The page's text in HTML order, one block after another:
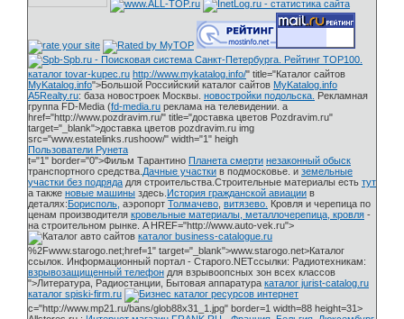
каталог tovar-kupec.ru http://www.mykatalog.info/" title="Каталог сайтов
MyKatalog.info">Большой Российский каталог сайтов MyKatalog.info
A5Realty.ru: база новостроек Москвы. новостройки подольска. Рекламная
группа FD-Media (fd-media.ru реклама на телевидении. a
href="http://www.pozdravim.ru/" title="доставка цветов Pozdravim.ru"
target="_blank">доставка цветов pozdravim.ru img
src="www.estatelinks.rushoow/" width="1" heigh
Пользователи Рунета
t="1" border="0">Фильм Тарантино Планета смерти незаконный обыск
транспортного средства. Дачные участки в подмосковье. и земельные
участки без подряда для строительства.Строительные материалы есть тут
а также новые машины здесь. История гражданской авиации в
деталях:Борисполь, аэропорт Толмачево витязево. Кровля и черепица по
ценам производителя кровельные материалы, металлочерепица, кровля -
на строительном рынке. A HREF="http://www.auto-vek.ru">
каталог business-catalogue.ru
%2Fwww.starogo.net;href=1" target="_blank">www.starogo.net>Каталог
ссылок. Информационный портал - Старого.NETссылки: Радиотехникам:
взрывозащищенный телефон для взрывоопсных зон всех классов
">Литература, Радиостанции, Бытовая аппаратура каталог jurist-catalog.ru
каталог spiski-firm.ru
c="http://www.mp21.ru/bans/glob88x31_1.jpg" border=1 width=88 height=31>